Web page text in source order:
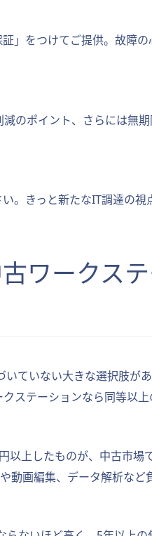
」をつけてご提供。故障
のポイント、さらには無
。きっと新たなIT調達の視
ワークス
ていない大きな選択肢が
ステーションなら同等以
上したものが、中古市場
画編集、データ解析など